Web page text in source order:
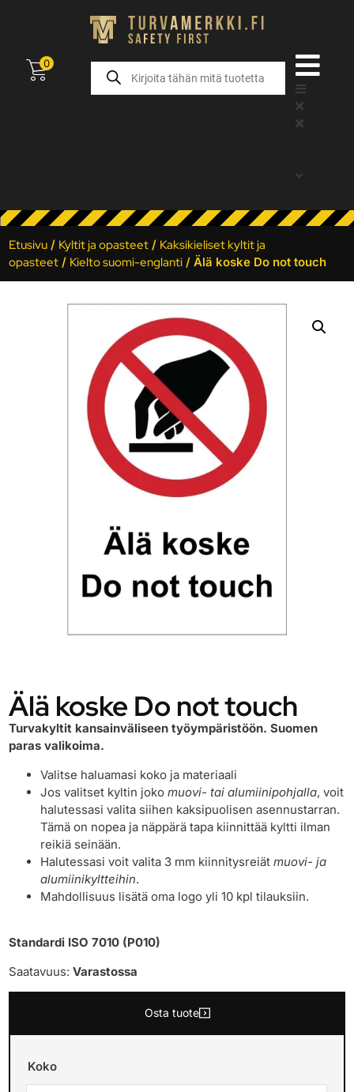
0
Etusivu / Kyltit ja opasteet / Kaksikieliset kyltit ja
opasteet / Kielto suomi-englanti / Älä koske Do not touch
Älä koske Do not touch
Turvakyltit kansainväliseen työympäristöön. Suomen
paras valikoima.
Valitse haluamasi koko ja materiaali
Jos valitset kyltin jokomuovi- tai alumiinipohjalla, voit
halutessasi valita siihen kaksipuolisen asennustarran.
Tämä on nopea ja näppärä tapa kiinnittää kyltti ilman
reikiä seinään.
Halutessasi voit valita 3 mm kiinnitysreiätmuovi- ja
alumiinikyltteihin.
Mahdollisuus lisätä oma logo yli 10 kpl tilauksiin.
Standardi ISO 7010 (P010)
Saatavuus:Varastossa
Osta tuote
Koko